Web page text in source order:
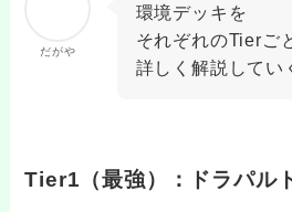
だがや
環境デッキを
それぞれのTierご
詳しく解説してい
Tier1（最強）：ドラパル